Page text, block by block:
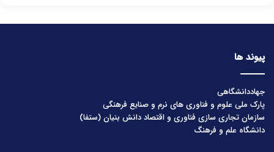
پیوند ها
جهاددانشگاهی
پارک ملی علوم و فناوری های نرم و صنایع فرهنگی
سازمان تجاری سازی فناوری و اقتصاد دانش بنیان (ستفا)
دانشگاه علم و فرهنگ